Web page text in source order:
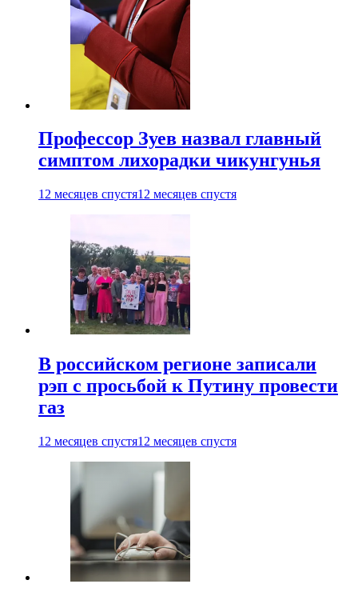
Профессор Зуев назвал главный
симптом лихорадки чикунгунья
12 месяцев спустя12 месяцев спустя
В российском регионе записали
рэп с просьбой к Путину провести
газ
12 месяцев спустя12 месяцев спустя